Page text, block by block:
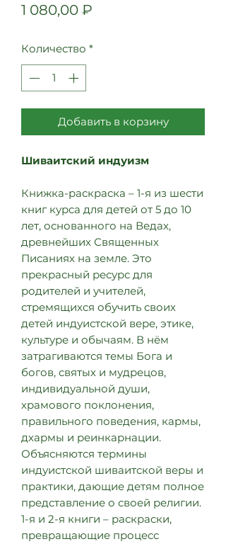
1 080,00 ₽
Количество *
Добавить в корзину
Шиваитский индуизм
Книжка-раскраска – 1-я из шести
книг курса для детей от 5 до 10
лет, основанного на Ведах,
древнейших Священных
Писаниях на земле. Это
прекрасный ресурс для
родителей и учителей,
стремящихся обучить своих
детей индуистской вере, этике,
культуре и обычаям. В нём
затрагиваются темы Бога и
богов, святых и мудрецов,
индивидуальной души,
храмового поклонения,
правильного поведения, кармы,
дхармы и реинкарнации.
Объясняются термины
индуистской шиваитской веры и
практики, дающие детям полное
представление о своей религии.
1-я и 2-я книги – раскраски,
превращающие процесс